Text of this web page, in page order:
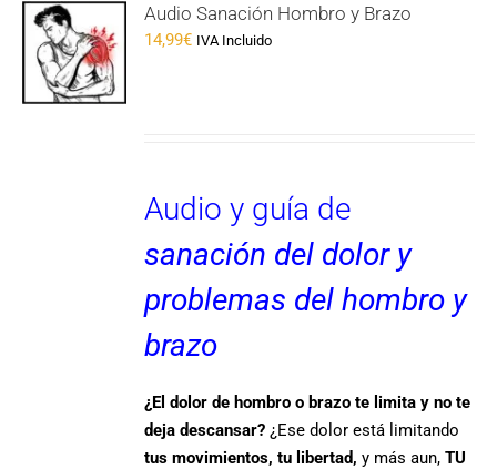
Audio Sanación Hombro y Brazo
14,99€ IVA Incluido
Audio y guía de
sanación del dolor y
problemas del hombro y
brazo
¿El dolor de hombro o brazo te limita y no te
deja descansar? ¿Ese dolor está limitando
tus movimientos, tu libertad, y más aun,TU